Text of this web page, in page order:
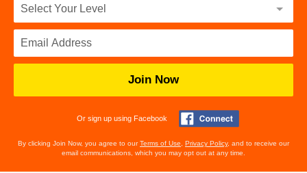
Join Now
Or sign up using Facebook
By clicking Join Now, you agree to ourTerms of Use Privacy Policy, and to receive our
email communications, which you may opt out at any time.